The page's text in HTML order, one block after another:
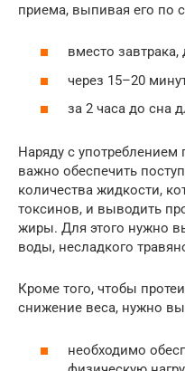
приема, выпивая его по
вместо
через 15–20
за 2 часа до сна
Наряду с употреблением
важно обеспечить
количества жидкости,
токсинов, и выводить
жиры. Для этого нужно
воды, несладкого
Кроме того, чтобы
снижение веса, нужно
необходимо